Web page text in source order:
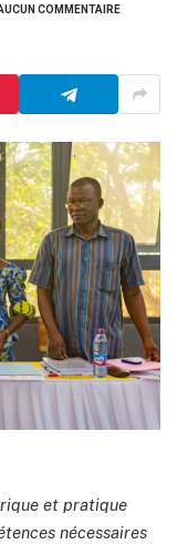
COMMENTAIRE
et pratique
nécessaires